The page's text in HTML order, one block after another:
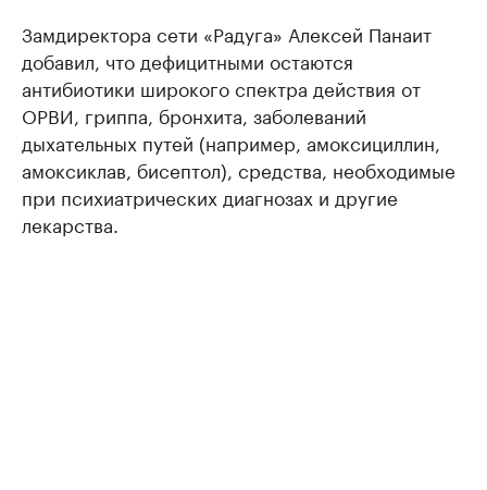
Замдиректора сети «Радуга» Алексей Панаит
добавил, что дефицитными остаются
антибиотики широкого спектра действия от
ОРВИ, гриппа, бронхита, заболеваний
дыхательных путей (например, амоксициллин,
амоксиклав, бисептол), средства, необходимые
при психиатрических диагнозах и другие
лекарства.